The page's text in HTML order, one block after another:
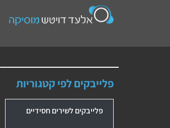
פלייבקים לפי קטגוריות
פלייבקים לשירים חסידיים